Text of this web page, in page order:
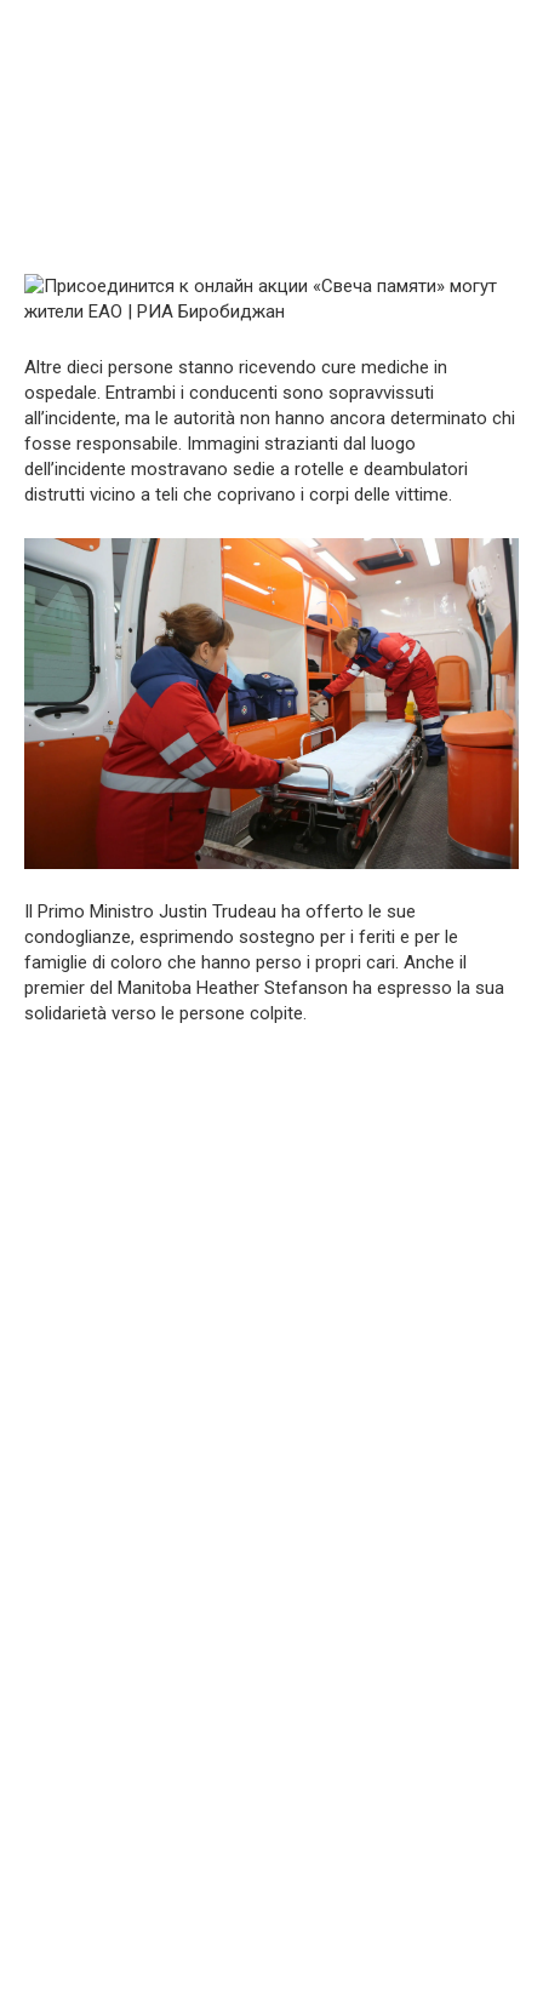
Altre dieci persone stanno ricevendo cure mediche in
ospedale. Entrambi i conducenti sono sopravvissuti
all’incidente, ma le autorità non hanno ancora determinato chi
fosse responsabile. Immagini strazianti dal luogo
dell’incidente mostravano sedie a rotelle e deambulatori
distrutti vicino a teli che coprivano i corpi delle vittime.
Il Primo Ministro Justin Trudeau ha offerto le sue
condoglianze, esprimendo sostegno per i feriti e per le
famiglie di coloro che hanno perso i propri cari. Anche il
premier del Manitoba Heather Stefanson ha espresso la sua
solidarietà verso le persone colpite.